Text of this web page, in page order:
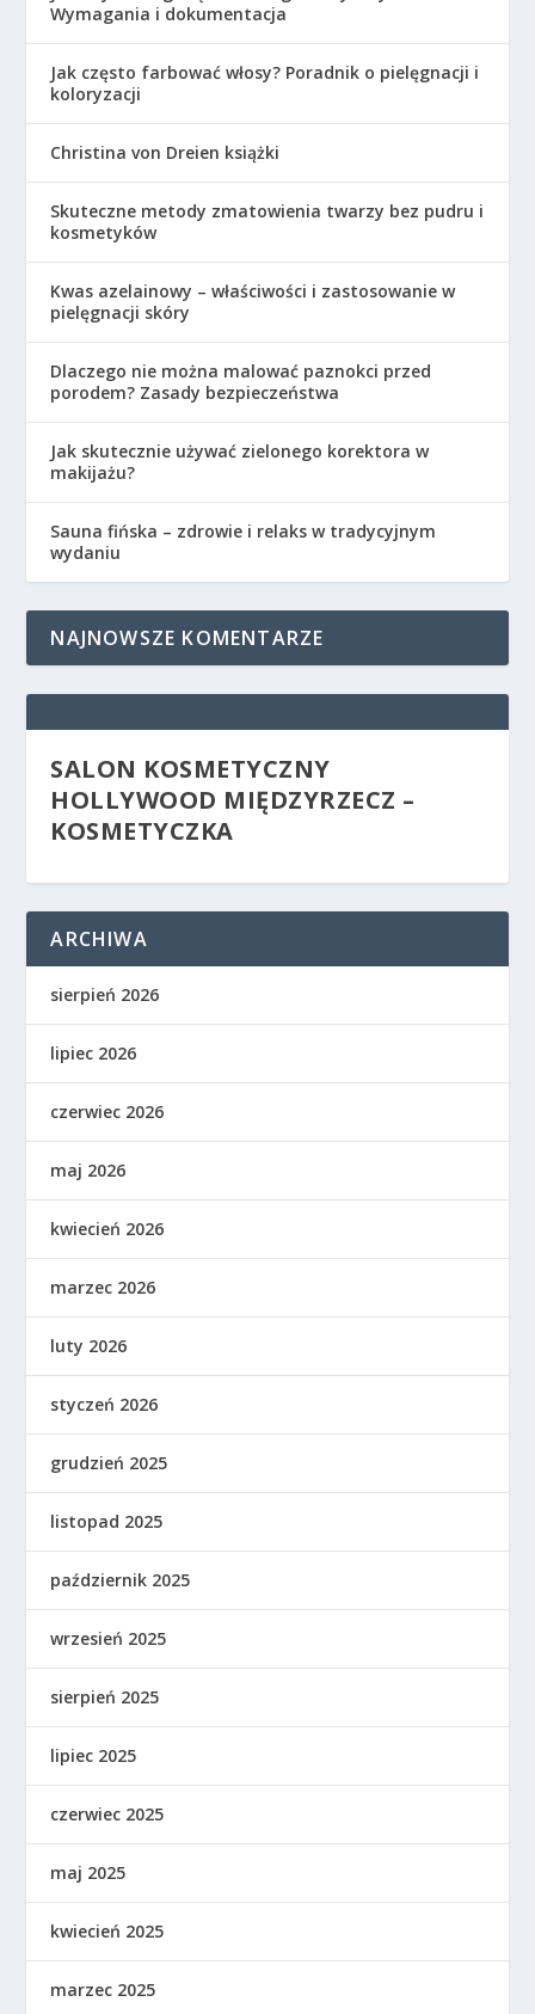
Wymagania i dokumentacja
Jak często farbować włosy? Poradnik o pielęgnacji i
koloryzacji
Christina von Dreien książki
Skuteczne metody zmatowienia twarzy bez pudru i
kosmetyków
Kwas azelainowy – właściwości i zastosowanie w
pielęgnacji skóry
Dlaczego nie można malować paznokci przed
porodem? Zasady bezpieczeństwa
Jak skutecznie używać zielonego korektora w
makijażu?
Sauna fińska – zdrowie i relaks w tradycyjnym
wydaniu
NAJNOWSZE KOMENTARZE
SALON KOSMETYCZNY
HOLLYWOOD MIĘDZYRZECZ –
KOSMETYCZKA
ARCHIWA
sierpień 2026
lipiec 2026
czerwiec 2026
maj 2026
kwiecień 2026
marzec 2026
luty 2026
styczeń 2026
grudzień 2025
listopad 2025
październik 2025
wrzesień 2025
sierpień 2025
lipiec 2025
czerwiec 2025
maj 2025
kwiecień 2025
marzec 2025